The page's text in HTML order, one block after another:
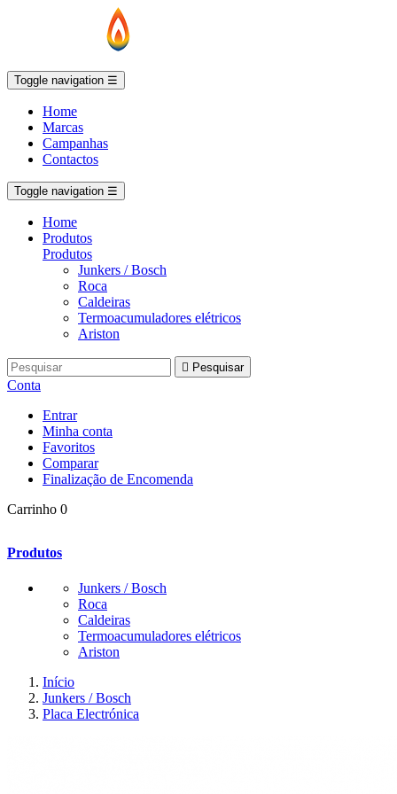
Toggle navigation ☰
Home
Marcas
Campanhas
Contactos
Toggle navigation ☰
Home
Produtos
Produtos
Junkers / Bosch
Roca
Caldeiras
Termoacumuladores elétricos
Ariston
 Pesquisar
Conta
Entrar
Minha conta
Favoritos
Comparar
Finalização de Encomenda
Carrinho 0
Produtos
Junkers / Bosch
Roca
Caldeiras
Termoacumuladores elétricos
Ariston
Início
Junkers / Bosch
Placa Electrónica